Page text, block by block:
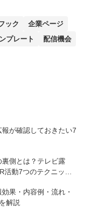
ック
企業ページ
プレート
配信機会
が確認しておきたい7
側とは？テレビ露
動7つのテクニック
果・内容例・流れ・
解説